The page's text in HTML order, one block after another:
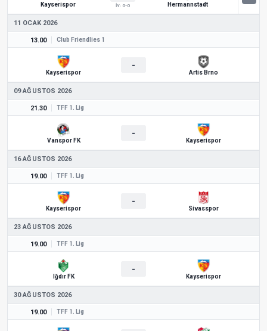
Kayserispor İY: 0-0 Hermannstadt
11 OCAK 2026
13.00 Club Friendlies 1
Kayserispor
-
Artis Brno
09 AĞUSTOS 2026
21.30 TFF 1. Lig
Vanspor FK
-
Kayserispor
16 AĞUSTOS 2026
19.00 TFF 1. Lig
Kayserispor
-
Sivasspor
23 AĞUSTOS 2026
19.00 TFF 1. Lig
Iğdır FK
-
Kayserispor
30 AĞUSTOS 2026
19.00 TFF 1. Lig